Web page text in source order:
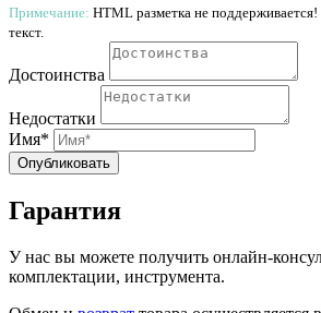
Примечание: HTML разметка не
текст.
Достоинства
Недостатки
Имя*
Опубликовать
Гарантия
У нас вы можете получить онлайн-
комплектации, инструмента.